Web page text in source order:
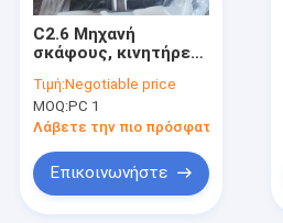
Σχετικά με εμάς
Γύρος εργοστασίων
Ποιοτικός έλεγχος
επαφή
C2.6 Μηχανή
σκάφους, κινητήρες
διαθέσιμα
Τιμή:Negotiable price
MOQ:PC 1
Λάβετε την πιο πρόσφατη τιμή
Επικοινωνήστε